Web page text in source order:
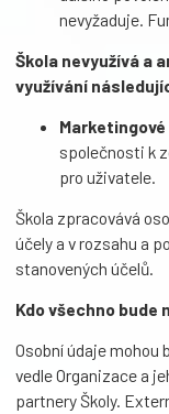
nevyžaduje.
Škola nevyužívá a
využívání
společnosti k
pro uživatele.
Škola zpracovává
účely a v rozsahu a
stanovených účelů.
Kdo všechno
Osobní údaje
vedle Organizace a
partnery Školy.